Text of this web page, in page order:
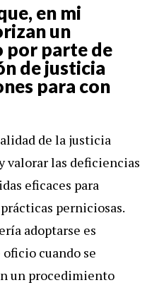
en mi
un
parte de
de justicia
para con
de la justicia
valorar las deficiencias
eficaces para
perniciosas.
adoptarse es
cuando se
un procedimiento